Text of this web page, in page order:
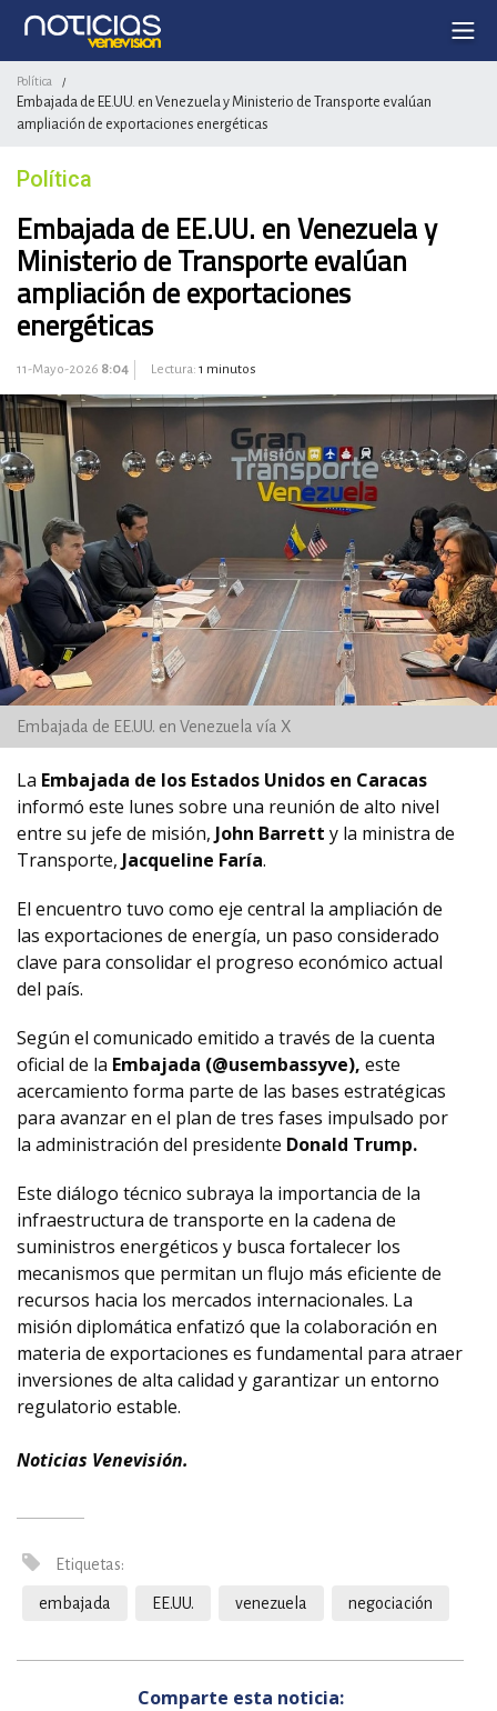
Política /
Embajada de EE.UU. en Venezuela y Ministerio de Transporte evalúan
ampliación de exportaciones energéticas
Política
Embajada de EE.UU. en Venezuela y
Ministerio de Transporte evalúan
ampliación de exportaciones
energéticas
11-Mayo-2026 8:04 Lectura: 1 minutos
Embajada de EE.UU. en Venezuela vía X
La Embajada de los Estados Unidos en Caracas
informó este lunes sobre una reunión de alto nivel
entre su jefe de misión, John Barrett y la ministra de
Transporte, Jacqueline Faría.
El encuentro tuvo como eje central la ampliación de
las exportaciones de energía, un paso considerado
clave para consolidar el progreso económico actual
del país.
Según el comunicado emitido a través de la cuenta
oficial de la Embajada (@usembassyve), este
acercamiento forma parte de las bases estratégicas
para avanzar en el plan de tres fases impulsado por
la administración del presidente Donald Trump.
Este diálogo técnico subraya la importancia de la
infraestructura de transporte en la cadena de
suministros energéticos y busca fortalecer los
mecanismos que permitan un flujo más eficiente de
recursos hacia los mercados internacionales. La
misión diplomática enfatizó que la colaboración en
materia de exportaciones es fundamental para atraer
inversiones de alta calidad y garantizar un entorno
regulatorio estable.
Noticias Venevisión.
Etiquetas:
embajada EE.UU. venezuela negociación
Comparte esta noticia: